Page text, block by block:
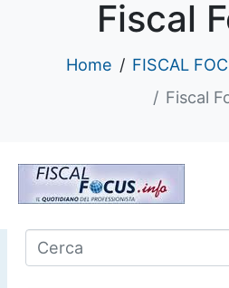
Fiscal
Home
FISCAL
Fiscal